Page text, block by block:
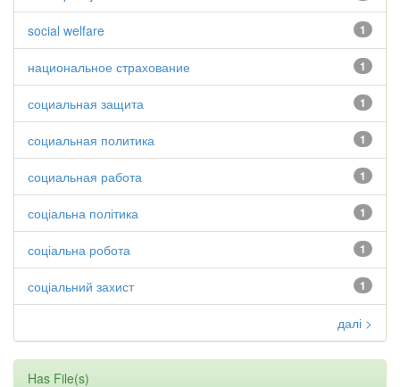
1
social welfare
1
национальное страхование
1
социальная защита
1
социальная политика
1
социальная работа
1
соціальна політика
1
соціальна робота
1
соціальний захист
далі >
Has File(s)